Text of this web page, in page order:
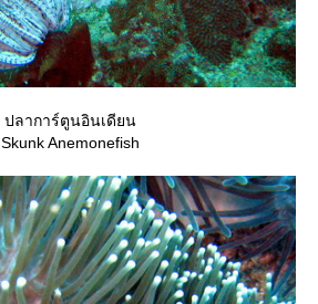
ปลาการ์ตูนอินเดียน
Skunk Anemonefish